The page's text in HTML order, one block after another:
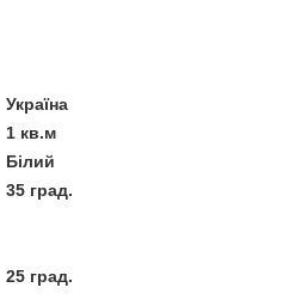
Україна
1 кв.м
Білий
35 град.
25 град.